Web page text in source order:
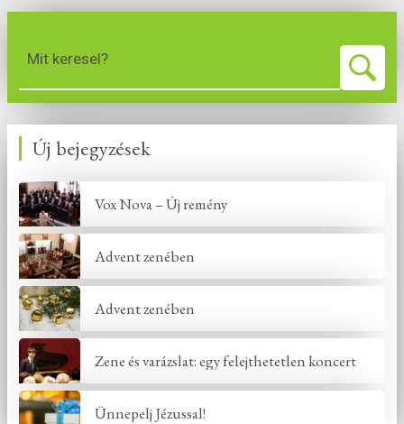
Mit keresel?
Új bejegyzések
Vox Nova – Új remény
Advent zenében
Advent zenében
Zene és varázslat: egy felejthetetlen koncert
Ünnepelj Jézussal!